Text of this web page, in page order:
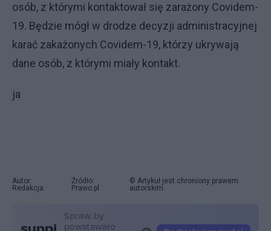
osób, z którymi kontaktował się zarażony Covidem-
19. Będzie mógł w drodze decyzji administracyjnej
karać zakażonych Covidem-19, którzy ukrywają
dane osób, z którymi miały kontakt.
ja
Autor:
Redakcja
Źródło:
Prawo.pl
© Artykuł jest chroniony prawem
autorskim.